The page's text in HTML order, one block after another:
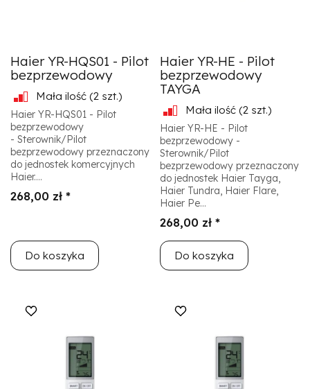
Haier YR-HQS01 - Pilot
bezprzewodowy
Mała ilość (2 szt.)
Haier YR-HQS01 - Pilot
bezprzewodowy
- Sterownik/Pilot
bezprzewodowy przeznaczony
do jednostek komercyjnych
Haier....
268,00 zł *
Do koszyka
Haier YR-HE - Pilot
bezprzewodowy
TAYGA
Mała ilość (2 szt.)
Haier YR-HE - Pilot
bezprzewodowy -
Sterownik/Pilot
bezprzewodowy przeznaczony
do jednostek Haier Tayga,
Haier Tundra, Haier Flare,
Haier Pe...
268,00 zł *
Do koszyka